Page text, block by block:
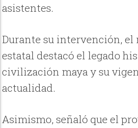
asistentes.
Durante su intervención, el
estatal destacó el legado
civilización maya y su
actualidad.
Asimismo, señaló que el